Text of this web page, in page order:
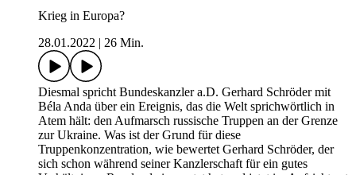
Krieg in Europa?
28.01.2022
26 Min.
Diesmal spricht Bundeskanzler a.D. Gerhard Schröder mit
Béla Anda über ein Ereignis, das die Welt sprichwörtlich in
Atem hält: den Aufmarsch russische Truppen an der Grenze
zur Ukraine. Was ist der Grund für diese
Truppenkonzentration, wie bewertet Gerhard Schröder, der
sich schon während seiner Kanzlerschaft für ein gutes